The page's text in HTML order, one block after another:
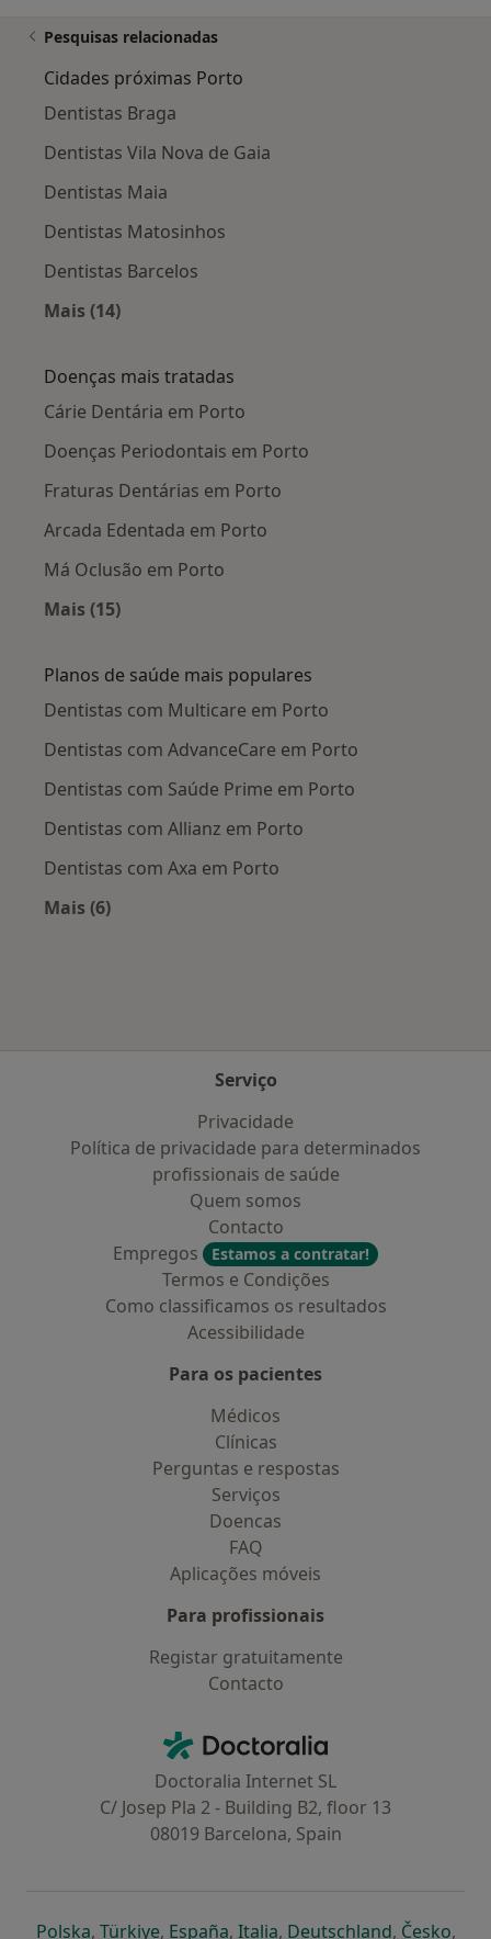
Pesquisas relacionadas
Cidades próximas Porto
Dentistas Braga
Dentistas Vila Nova de Gaia
Dentistas Maia
Dentistas Matosinhos
Dentistas Barcelos
Mais (14)
Doenças mais tratadas
Cárie Dentária em Porto
Doenças Periodontais em Porto
Fraturas Dentárias em Porto
Arcada Edentada em Porto
Má Oclusão em Porto
Mais (15)
Planos de saúde mais populares
Dentistas com Multicare em Porto
Dentistas com AdvanceCare em Porto
Dentistas com Saúde Prime em Porto
Dentistas com Allianz em Porto
Dentistas com Axa em Porto
Mais (6)
Serviço
Privacidade
Política de privacidade para determinados
profissionais de saúde
Quem somos
Contacto
Empregos
Estamos a contratar!
Termos e Condições
Como classificamos os resultados
Acessibilidade
Para os pacientes
Médicos
Clínicas
Perguntas e respostas
Serviços
Doencas
FAQ
Aplicações móveis
Para profissionais
Registar gratuitamente
Contacto
Doctoralia - Homepage
Doctoralia Internet SL
C/ Josep Pla 2 - Building B2, floor 13
08019 Barcelona, Spain
Polskaabre num novo separador
, Türkiyeabre num novo separador
, Españaabre num novo separador
, Italiaabre num novo
, Deutschlandabre num
, Česko,